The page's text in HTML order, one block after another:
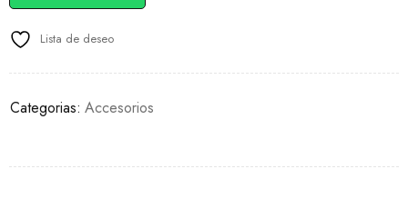
Lista de deseo
Categorias: Accesorios